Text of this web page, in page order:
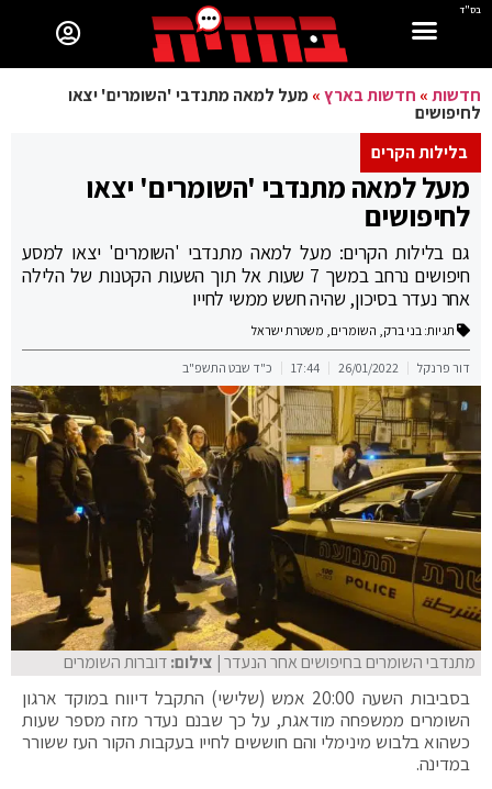
בס"ד
חדשות» חדשות בארץ»מעל למאה מתנדבי 'השומרים' יצאו
לחיפושים
בלילות הקרים
מעל למאה מתנדבי 'השומרים' יצאו
לחיפושים
גם בלילות הקרים: מעל למאה מתנדבי 'השומרים' יצאו למסע
חיפושים נרחב במשך 7 שעות אל תוך השעות הקטנות של הלילה
אחר נעדר בסיכון, שהיה חשש ממשי לחייו
תגיות: בני ברק, השומרים, משטרת ישראל
דור פרנקל 26/01/2022
17:44 כ"ד שבט התשפ"ב
מתנדבי השומרים בחיפושים אחר הנעדר| צילום:דוברות השומרים
בסביבות השעה 20:00 אמש (שלישי) התקבל דיווח במוקד ארגון
השומרים ממשפחה מודאגת, על כך שבנם נעדר מזה מספר שעות
כשהוא בלבוש מינימלי והם חוששים לחייו בעקבות הקור העז ששורר
במדינה.